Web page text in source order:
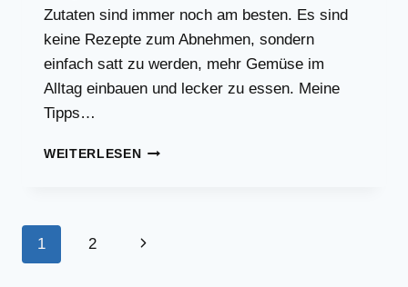
Zutaten sind immer noch am besten. Es sind
keine Rezepte zum Abnehmen, sondern
einfach satt zu werden, mehr Gemüse im
Alltag einbauen und lecker zu essen. Meine
Tipps…
WEITERLESENEINFACHE
UND
Seitennavigation
1 2
Nächste